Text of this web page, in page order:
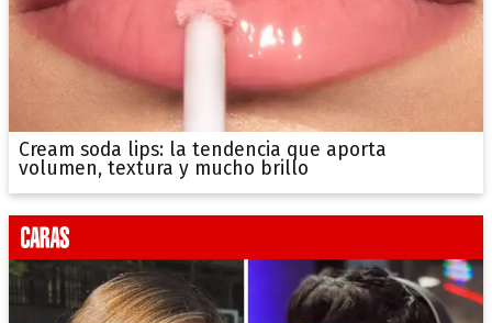
Cream soda lips: la tendencia que aporta
volumen, textura y mucho brillo